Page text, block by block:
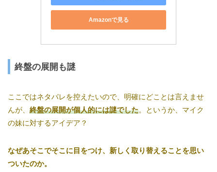
Amazonで見る
終盤の展開も謎
ここではネタバレを控えたいので、明確にどことは言えませ
んが、 終盤の展開が個人的には謎でした。というか、マイク
の妹に対するアイデア？
なぜあそこでそこに目をつけ、新しく取り替えることを思い
ついたのか。